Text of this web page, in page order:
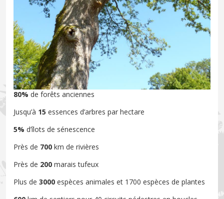
80% de forêts anciennes
Jusqu’à 15 essences d’arbres par hectare
5% d’îlots de sénescence
Près de 700 km de rivières
Près de 200 marais tufeux
Plus de 3000 espèces animales et 1700 espèces de plantes